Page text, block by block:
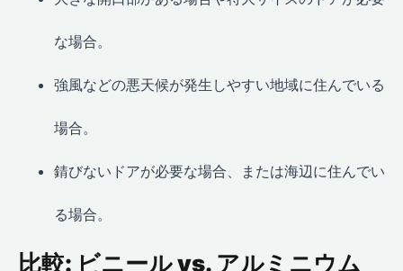
な場合。
強風などの悪天候が発生しやすい地域に住んでいる
場合。
錆びないドアが必要な場合、または海辺に住んでい
る場合。
比較: ビニール vs. アルミニウム